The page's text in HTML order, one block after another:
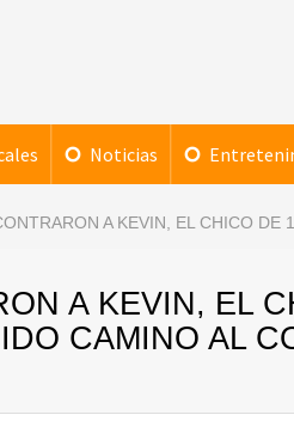
Noticias
A KEVIN, EL CHICO DE
A KEVIN, EL
CAMINO AL